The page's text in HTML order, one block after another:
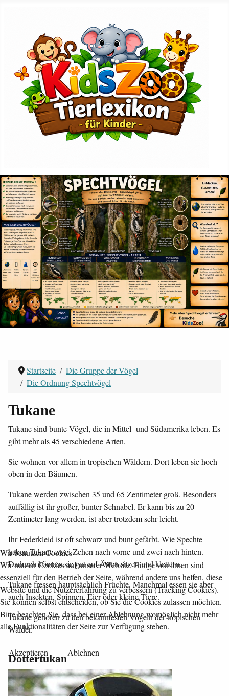
Startseite
Die Gruppe der Vögel
Die Ordnung Spechtvögel
Tukane
Tukane sind bunte Vögel, die in Mittel- und Südamerika leben. Es
gibt mehr als 45 verschiedene Arten.
Sie wohnen vor allem in tropischen Wäldern. Dort leben sie hoch
oben in den Bäumen.
Tukane werden zwischen 35 und 65 Zentimeter groß. Besonders
auffällig ist ihr großer, bunter Schnabel. Er kann bis zu 20
Zentimeter lang werden, ist aber trotzdem sehr leicht.
Ihr Federkleid ist oft schwarz und bunt gefärbt. Wie Spechte
haben Tukane zwei Zehen nach vorne und zwei nach hinten.
Dadurch können sie gut auf Ästen sitzen und klettern.
Tukane fressen hauptsächlich Früchte. Manchmal essen sie aber
auch Insekten, Spinnen, Eier oder kleine Tiere.
Tukane gehören zu den bekanntesten Vögeln der tropischen
Wälder.
Dottertukan
Wir benutzen Cookies
Wir nutzen Cookies auf unserer Website. Einige von ihnen sind
essenziell für den Betrieb der Seite, während andere uns helfen, diese
Website und die Nutzererfahrung zu verbessern (Tracking Cookies).
Sie können selbst entscheiden, ob Sie die Cookies zulassen möchten.
Bitte beachten Sie, dass bei einer Ablehnung womöglich nicht mehr
alle Funktionalitäten der Seite zur Verfügung stehen.
Akzeptieren Ablehnen